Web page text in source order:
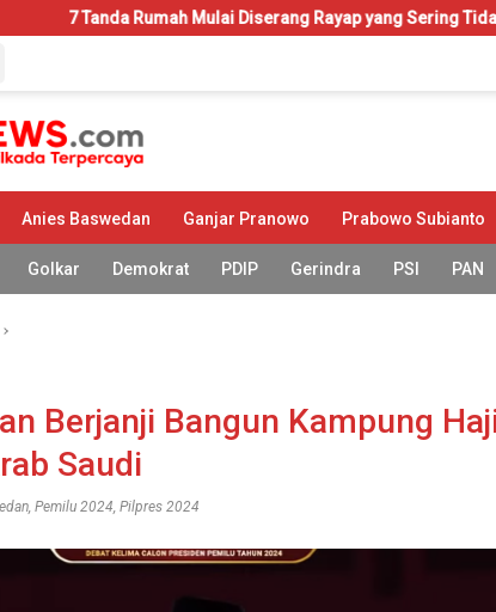
Mulai Diserang Rayap yang Sering Tidak Disadari
Anies Baswedan Ganjar Pranowo Prabowo Subianto
Golkar Demokrat PDIP Gerindra PSI PAN
Berjanji Bangun Kampung
Saudi
Pemilu 2024 Pilpres 2024